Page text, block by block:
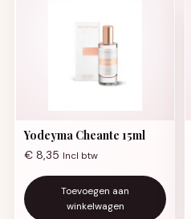
Yodeyma Cheante 15ml
€ 8,35 Incl btw
Toevoegen aan
winkelwagen